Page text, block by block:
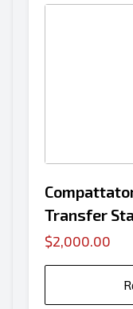
Transfer
$2,000.00